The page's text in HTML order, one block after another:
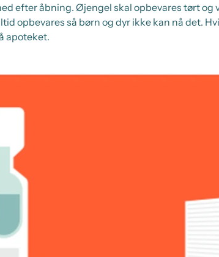
efter åbning. Øjengel skal opbevares tørt og
opbevares så børn og dyr ikke kan nå det.
apoteket.